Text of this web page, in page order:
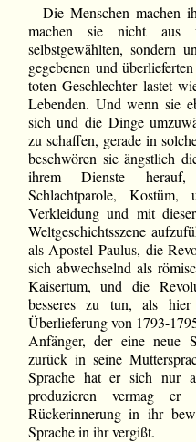
Die Menschen machen
machen sie nicht aus
selbstgewählten, sondern
gegebenen und
toten Geschlechter lastet
Lebenden. Und wenn sie
sich und die Dinge
zu schaffen, gerade in
beschwören sie ängstlich
ihrem Dienste
Schlachtparole,
Verkleidung und mit
Weltgeschichtsszene
als Apostel Paulus, die
sich abwechselnd als
Kaisertum, und die
besseres zu tun, als
Überlieferung von 1793-
Anfänger, der eine neue
zurück in seine
Sprache hat er sich nur
produzieren vermag
Rückerinnerung in ihr
Sprache in ihr vergißt.